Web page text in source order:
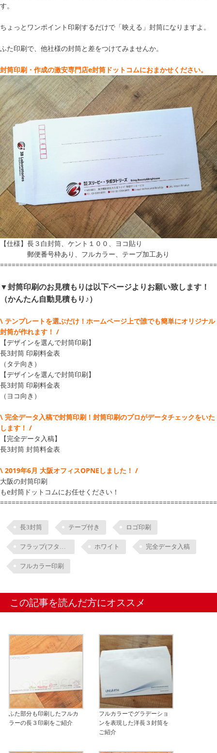
す。
ちょっとワンポイント印刷するだけで「映える」封筒になりますよ。
ふた印刷で、他社様の封筒と差をつけてみませんか。
封筒印刷・作成の激安専門店e封筒ドットコムにおまかせください。
【仕様】長３白封筒、ケント１００、ヨコ貼り
郵便番号枠あり、フルカラー、テープ加工あり
▼封筒印刷のお見積もりは以下ページよりお願い致します！
（かんたん自動見積もり♪）
\ テンプレートを選ぶだけ！ホームページ上で誰でも簡単にオリジナル
封筒が作れます！ /
【デザインを選んで封筒印刷】
長3封筒 印刷料金表
（タテ向き）
【デザインを選んで封筒印刷】
長3封筒 印刷料金表
（ヨコ向き）
\ 完全データ入稿で封筒印刷！封筒印刷のプロがデータチェックをいた
します！ /
【完全データ入稿】
長3封筒 封筒料金表
\ 2019年6月 大阪オフィスOPNEしました！ /
大阪の封筒印刷
もe封筒ドットコムにお任せください！
長3封筒 テープ付き ロゴ印刷
ホワイト 完全データ入稿
フルカラー印刷
この記事を読んだ方にオススメ
ふた部分も印刷したフルカ
ラーの長３印刷をご紹介
フルカラーでグラデーショ
ンを表現した洋長３封筒を
ご紹介